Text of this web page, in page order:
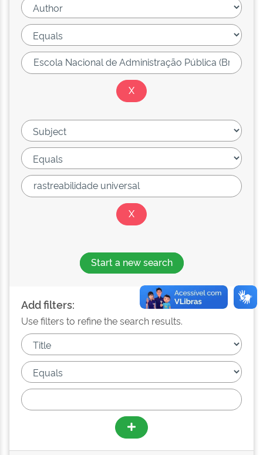
Start a new search
Add filters:
Use filters to refine the search results.